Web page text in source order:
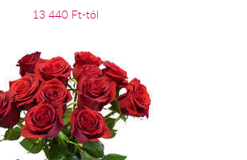
13 440 Ft-tól